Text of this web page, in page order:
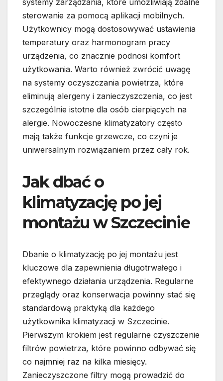
systemy zarządzania, które umożliwiają zdalne
sterowanie za pomocą aplikacji mobilnych.
Użytkownicy mogą dostosowywać ustawienia
temperatury oraz harmonogram pracy
urządzenia, co znacznie podnosi komfort
użytkowania. Warto również zwrócić uwagę
na systemy oczyszczania powietrza, które
eliminują alergeny i zanieczyszczenia, co jest
szczególnie istotne dla osób cierpiących na
alergie. Nowoczesne klimatyzatory często
mają także funkcje grzewcze, co czyni je
uniwersalnym rozwiązaniem przez cały rok.
Jak dbać o
klimatyzację po jej
montażu w Szczecinie
Dbanie o klimatyzację po jej montażu jest
kluczowe dla zapewnienia długotrwałego i
efektywnego działania urządzenia. Regularne
przeglądy oraz konserwacja powinny stać się
standardową praktyką dla każdego
użytkownika klimatyzacji w Szczecinie.
Pierwszym krokiem jest regularne czyszczenie
filtrów powietrza, które powinno odbywać się
co najmniej raz na kilka miesięcy.
Zanieczyszczone filtry mogą prowadzić do